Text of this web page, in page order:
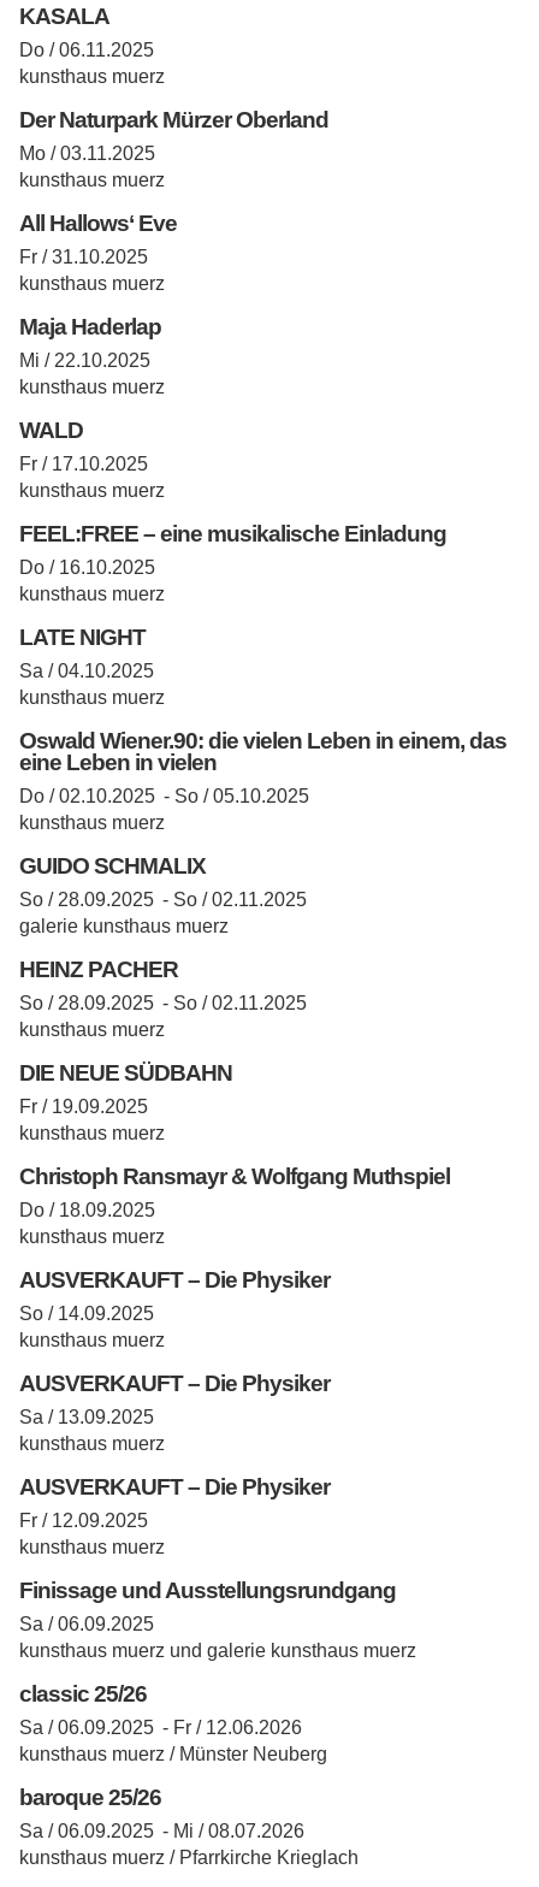
KASALA
Do / 06.11.2025
kunsthaus muerz
Der Naturpark Mürzer Oberland
Mo / 03.11.2025
kunsthaus muerz
All Hallows‘ Eve
Fr / 31.10.2025
kunsthaus muerz
Maja Haderlap
Mi / 22.10.2025
kunsthaus muerz
WALD
Fr / 17.10.2025
kunsthaus muerz
FEEL:FREE – eine musikalische Einladung
Do / 16.10.2025
kunsthaus muerz
LATE NIGHT
Sa / 04.10.2025
kunsthaus muerz
Oswald Wiener.90: die vielen Leben in einem, das
eine Leben in vielen
Do / 02.10.2025 - So / 05.10.2025
kunsthaus muerz
GUIDO SCHMALIX
So / 28.09.2025 - So / 02.11.2025
galerie kunsthaus muerz
HEINZ PACHER
So / 28.09.2025 - So / 02.11.2025
kunsthaus muerz
DIE NEUE SÜDBAHN
Fr / 19.09.2025
kunsthaus muerz
Christoph Ransmayr & Wolfgang Muthspiel
Do / 18.09.2025
kunsthaus muerz
AUSVERKAUFT – Die Physiker
So / 14.09.2025
kunsthaus muerz
AUSVERKAUFT – Die Physiker
Sa / 13.09.2025
kunsthaus muerz
AUSVERKAUFT – Die Physiker
Fr / 12.09.2025
kunsthaus muerz
Finissage und Ausstellungsrundgang
Sa / 06.09.2025
kunsthaus muerz und galerie kunsthaus muerz
classic 25/26
Sa / 06.09.2025 - Fr / 12.06.2026
kunsthaus muerz / Münster Neuberg
baroque 25/26
Sa / 06.09.2025 - Mi / 08.07.2026
kunsthaus muerz / Pfarrkirche Krieglach